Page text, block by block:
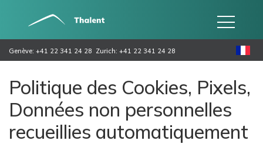
Genève: +41 22 341 24 28 Zurich: +41 22 341 24 28
Politique des Cookies, Pixels,
Données non personnelles
recueillies automatiquement